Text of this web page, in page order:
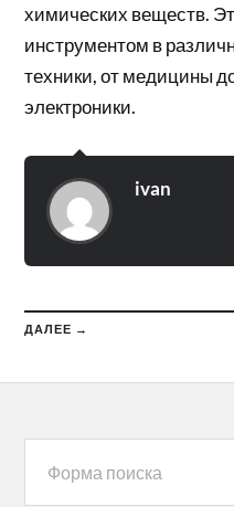
химических веществ.
инструментом в
техники, от медицины
электроники.
ivan
ДАЛЕЕ →